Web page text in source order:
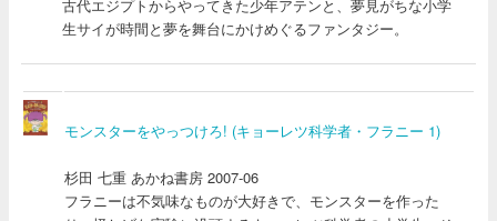
古代エジプトからやってきた少年アテンと、夢見がちな小学
生サイが時間と夢を舞台にかけめぐるファンタジー。
モンスターをやっつけろ! (キョーレツ科学者・フラニー 1)
杉田 七重 あかね書房 2007-06
フラニーは不気味なものが大好きで、モンスターを作った